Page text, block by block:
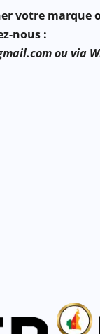
votre marque
nous :
ou via